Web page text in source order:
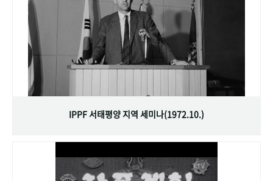
IPPF 서태평양 지역 세미나(1972.10.)